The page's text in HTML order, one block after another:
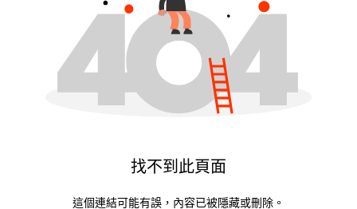
找不到此頁面
這個連結可能有誤，內容已被隱藏或刪除。